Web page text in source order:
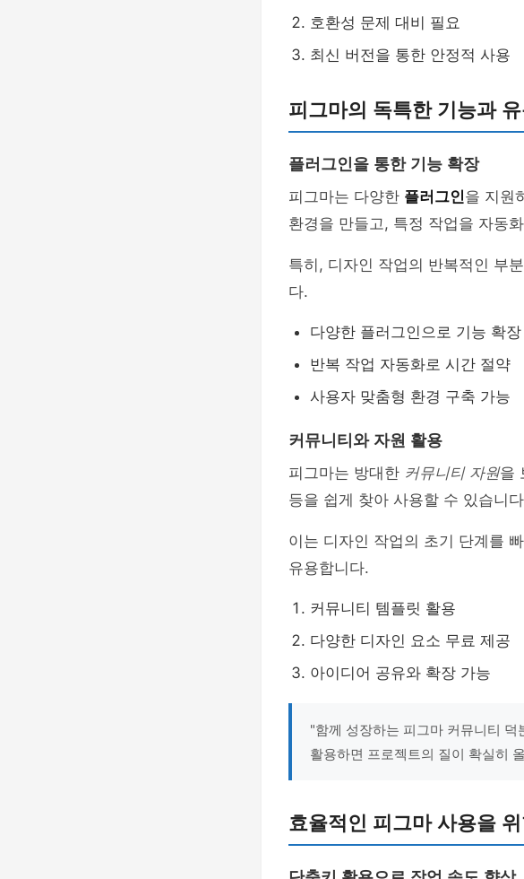
호환성 문제 대비 필요
최신 버전을 통한 안정적 사용
피그마의 독특한 기능과
플러그인을 통한 기능 확장
피그마는 다양한 플러그인을 지원
환경을 만들고, 특정 작업을 자동
특히, 디자인 작업의 반복적인 부
다.
다양한 플러그인으로 기능 확장
반복 작업 자동화로 시간 절약
사용자 맞춤형 환경 구축 가능
커뮤니티와 자원 활용
피그마는 방대한 커뮤니티 자원을
등을 쉽게 찾아 사용할 수 있습니
이는 디자인 작업의 초기 단계를
유용합니다.
커뮤니티 템플릿 활용
다양한 디자인 요소 무료 제공
아이디어 공유와 확장 가능
"함께 성장하는 피그마 커뮤니티
활용하면 프로젝트의 질이 확실히
효율적인 피그마 사용을